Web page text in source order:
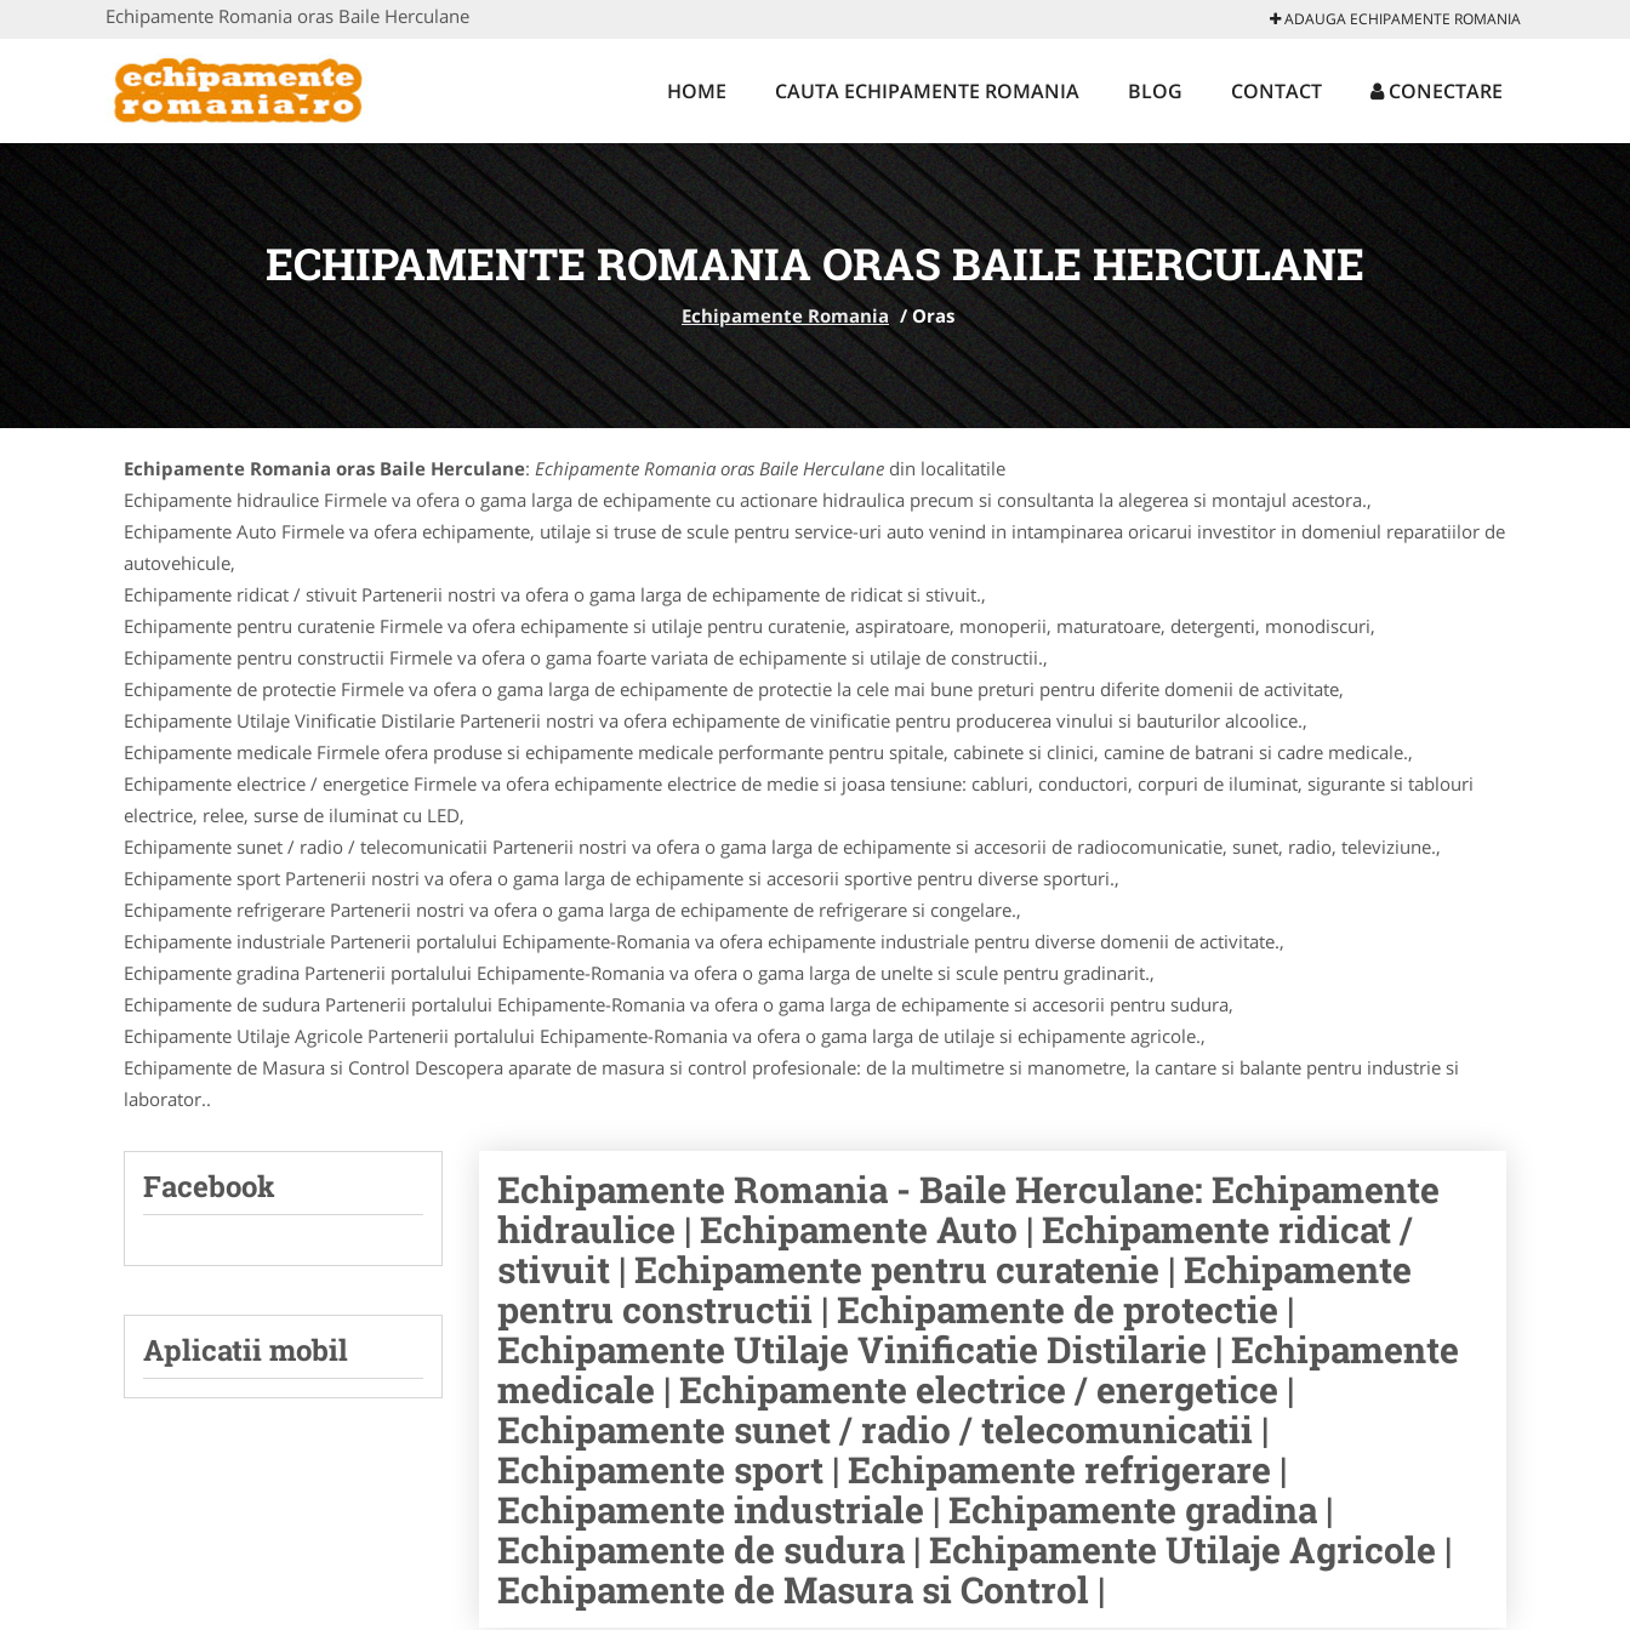
Echipamente Romania oras Baile Herculane ADAUGA ECHIPAMENTE ROMANIA
HOME CAUTA ECHIPAMENTE ROMANIA BLOG CONTACT CONECTARE
ECHIPAMENTE ROMANIA ORAS BAILE HERCULANE
Echipamente Romania /Oras
Echipamente Romania oras Baile Herculane: Echipamente Romania oras Baile Herculane din localitatile
Echipamente hidraulice Firmele va ofera o gama larga de echipamente cu actionare hidraulica precum si consultanta la alegerea si montajul acestora.,
Echipamente Auto Firmele va ofera echipamente, utilaje si truse de scule pentru service-uri auto venind in intampinarea oricarui investitor in domeniul reparatiilor de
autovehicule,
Echipamente ridicat / stivuit Partenerii nostri va ofera o gama larga de echipamente de ridicat si stivuit.,
Echipamente pentru curatenie Firmele va ofera echipamente si utilaje pentru curatenie, aspiratoare, monoperii, maturatoare, detergenti, monodiscuri,
Echipamente pentru constructii Firmele va ofera o gama foarte variata de echipamente si utilaje de constructii.,
Echipamente de protectie Firmele va ofera o gama larga de echipamente de protectie la cele mai bune preturi pentru diferite domenii de activitate,
Echipamente Utilaje Vinificatie Distilarie Partenerii nostri va ofera echipamente de vinificatie pentru producerea vinului si bauturilor alcoolice.,
Echipamente medicale Firmele ofera produse si echipamente medicale performante pentru spitale, cabinete si clinici, camine de batrani si cadre medicale.,
Echipamente electrice / energetice Firmele va ofera echipamente electrice de medie si joasa tensiune: cabluri, conductori, corpuri de iluminat, sigurante si tablouri
electrice, relee, surse de iluminat cu LED,
Echipamente sunet / radio / telecomunicatii Partenerii nostri va ofera o gama larga de echipamente si accesorii de radiocomunicatie, sunet, radio, televiziune.,
Echipamente sport Partenerii nostri va ofera o gama larga de echipamente si accesorii sportive pentru diverse sporturi.,
Echipamente refrigerare Partenerii nostri va ofera o gama larga de echipamente de refrigerare si congelare.,
Echipamente industriale Partenerii portalului Echipamente-Romania va ofera echipamente industriale pentru diverse domenii de activitate.,
Echipamente gradina Partenerii portalului Echipamente-Romania va ofera o gama larga de unelte si scule pentru gradinarit.,
Echipamente de sudura Partenerii portalului Echipamente-Romania va ofera o gama larga de echipamente si accesorii pentru sudura,
Echipamente Utilaje Agricole Partenerii portalului Echipamente-Romania va ofera o gama larga de utilaje si echipamente agricole.,
Echipamente de Masura si Control Descopera aparate de masura si control profesionale: de la multimetre si manometre, la cantare si balante pentru industrie si
laborator..
Facebook
Aplicatii mobil
Echipamente Romania - Baile Herculane: Echipamente
hidraulice | Echipamente Auto | Echipamente ridicat /
stivuit | Echipamente pentru curatenie | Echipamente
pentru constructii | Echipamente de protectie |
Echipamente Utilaje Vinificatie Distilarie | Echipamente
medicale | Echipamente electrice / energetice |
Echipamente sunet / radio / telecomunicatii |
Echipamente sport | Echipamente refrigerare |
Echipamente industriale | Echipamente gradina |
Echipamente de sudura | Echipamente Utilaje Agricole |
Echipamente de Masura si Control |